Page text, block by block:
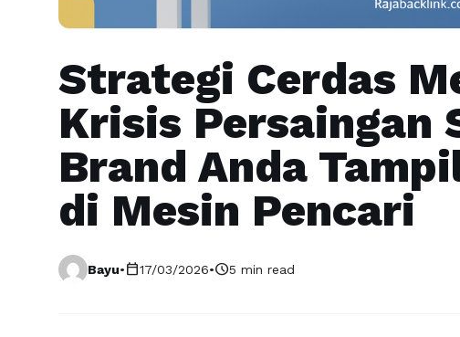
Strategi Cerdas
Krisis Persaingan
Brand Anda
di Mesin Pencari
Bayu•calendar_today17/03/2026•schedule5 min read